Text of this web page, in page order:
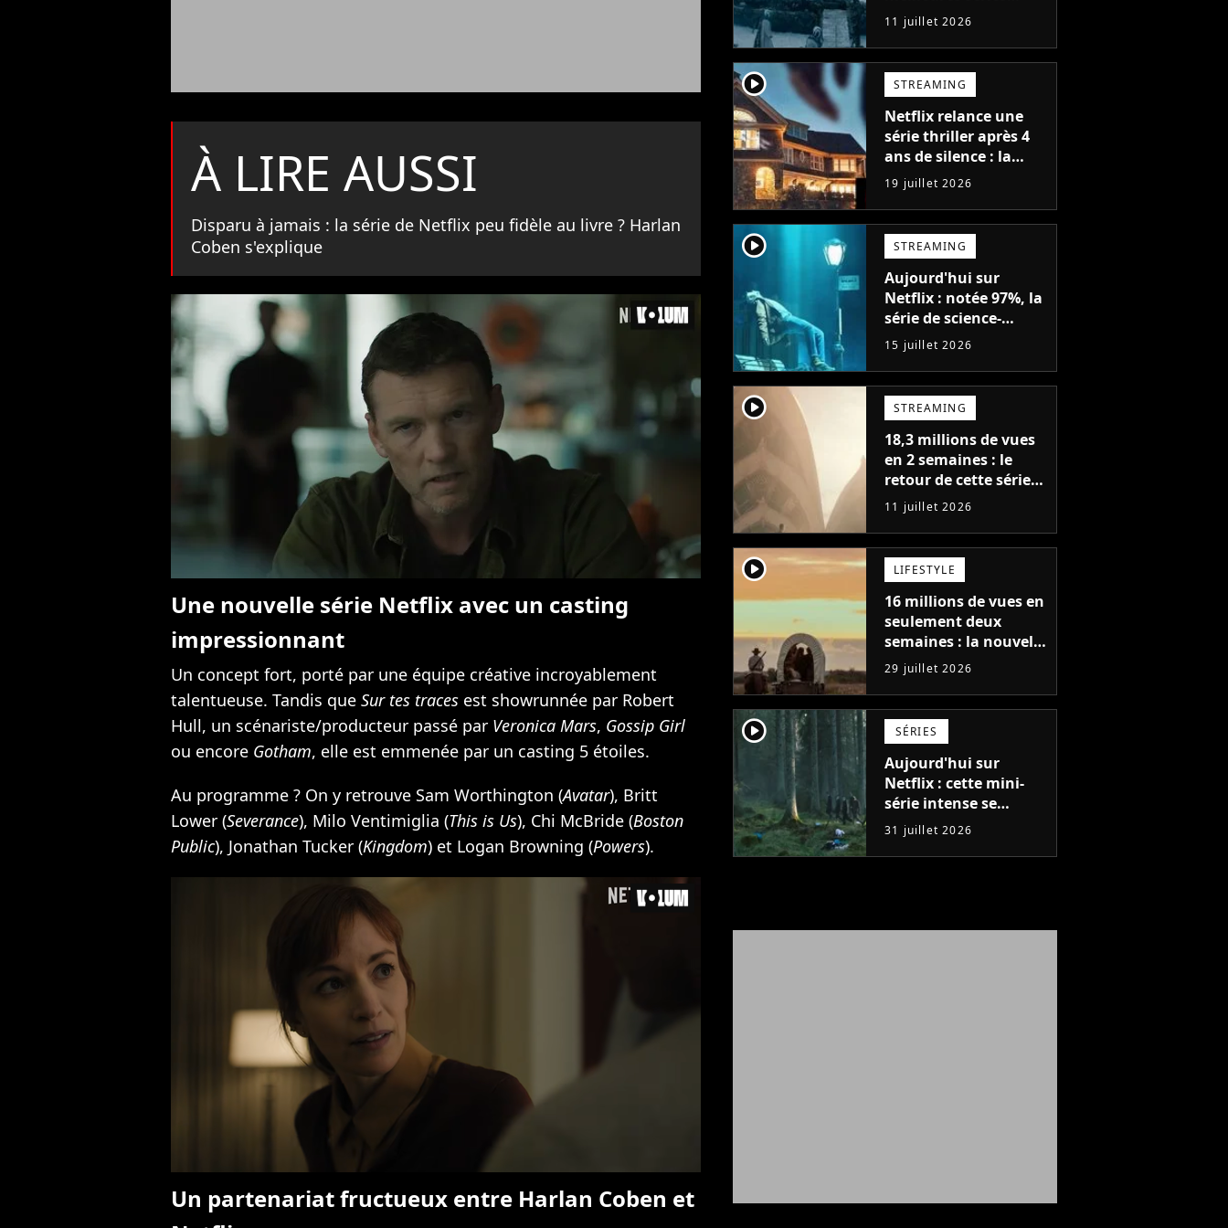
À LIRE AUSSI
Disparu à jamais : la série de Netflix peu fidèle au livre ? Harlan
Coben s'explique
Une nouvelle série Netflix avec un casting
impressionnant
Un concept fort, porté par une équipe créative incroyablement
talentueuse. Tandis que Sur tes traces est showrunnée par Robert
Hull, un scénariste/producteur passé par Veronica Mars, Gossip Girl
ou encore Gotham, elle est emmenée par un casting 5 étoiles.
Au programme ? On y retrouve Sam Worthington (Avatar), Britt
Lower (Severance), Milo Ventimiglia (This is Us), Chi McBride (Boston
Public), Jonathan Tucker (Kingdom) et Logan Browning (Powers).
Un partenariat fructueux entre Harlan Coben et
d'action de tous les
temps, avec 6 saisons
parfaites
11 juillet 2026
player2 STREAMING
Netflix relance une
série thriller après 4
ans de silence : la
saison 1 avait atteint
plus de 79 millions de
vues
19 juillet 2026
player2 STREAMING
Aujourd'hui sur
Netflix : notée 97%, la
série de science-
fiction la plus drôle
du moment est enfin
de retour avec 8
nouveaux épisodes
15 juillet 2026
player2 STREAMING
18,3 millions de vues
en 2 semaines : le
retour de cette série
fantastique est le bide
de l'année sur Netflix
11 juillet 2026
player2 LIFESTYLE
16 millions de vues en
seulement deux
semaines : la nouvelle
série Netflix idéale
pour les fans de
Yellowstone
29 juillet 2026
player2 SÉRIES
Aujourd'hui sur
Netflix : cette mini-
série intense se
regarde en une seule
après-midi
31 juillet 2026